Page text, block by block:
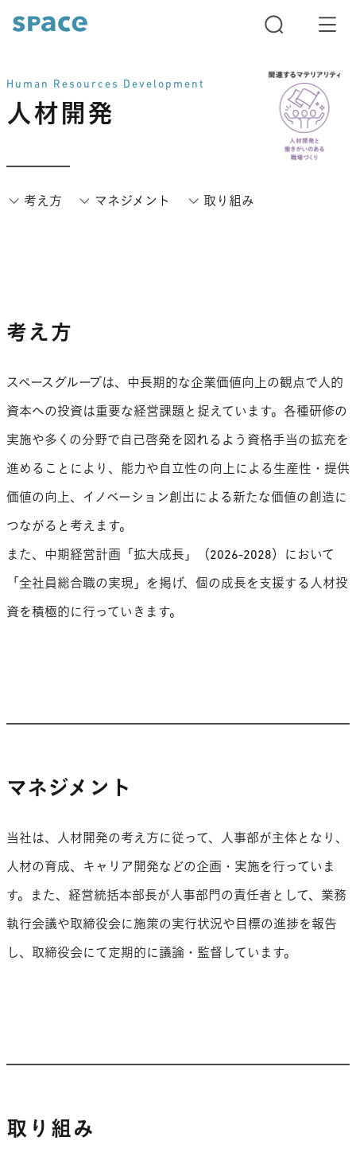
Human Resources Development
人材開発
考え方 マネジメント 取り組み
考え方
スペースグループは、中長期的な企業価値向上の観点で人的
資本への投資は重要な経営課題と捉えています。各種研修の
実施や多くの分野で自己啓発を図れるよう資格手当の拡充を
進めることにより、能力や自立性の向上による生産性・提供
価値の向上、イノベーション創出による新たな価値の創造に
つながると考えます。
また、中期経営計画「拡大成長」（2026-2028）において
「全社員総合職の実現」を掲げ、個の成長を支援する人材投
資を積極的に行っていきます。
マネジメント
当社は、人材開発の考え方に従って、人事部が主体となり、
人材の育成、キャリア開発などの企画・実施を行っていま
す。また、経営統括本部長が人事部門の責任者として、業務
執行会議や取締役会に施策の実行状況や目標の進捗を報告
し、取締役会にて定期的に議論・監督しています。
取り組み